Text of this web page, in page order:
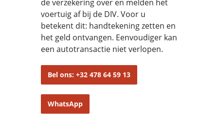
de verzekering over en melden het
voertuig af bij de DIV. Voor u
betekent dit: handtekening zetten en
het geld ontvangen. Eenvoudiger kan
een autotransactie niet verlopen.
Bel ons: +32 478 64 59 13
WhatsApp